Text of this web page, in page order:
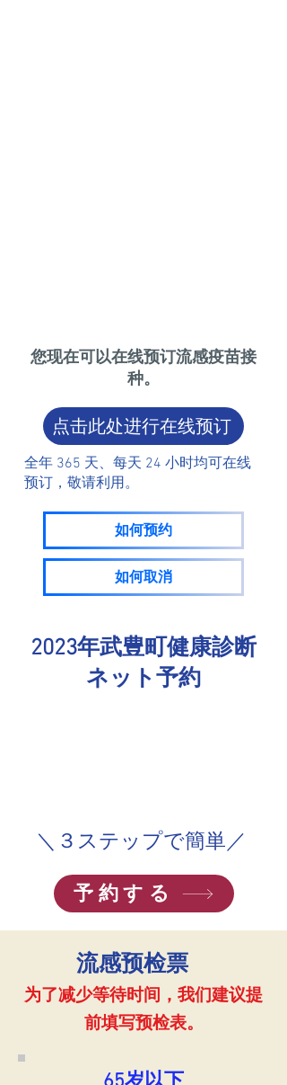
您现在可以在线预订流感疫苗接
种。
点击此处进行在线预订
全年 365 天、每天 24 小时均可在线
预订，敬请利用。
如何预约
如何取消
2023年武豊町健康診断
​ネット予約
​＼３ステップで簡単／
予約する
流感预检票
为了减少等待时间，我们建议提
前填写预检表。